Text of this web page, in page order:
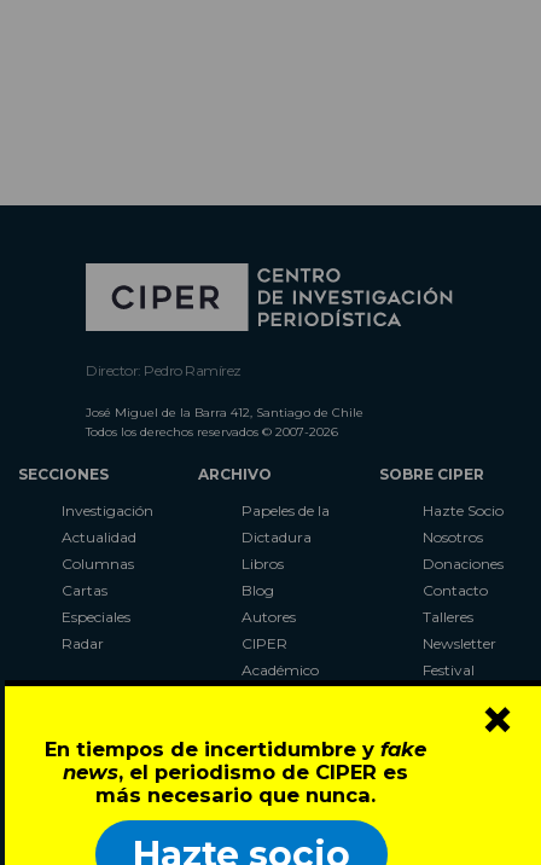
En tiempos de incertidumbre y fake
news, el periodismo de CIPER es
más necesario que nunca.
Hazte socio
×
Director: Pedro Ramírez
José Miguel de la Barra 412, Santiago de Chile
Todos los derechos reservados © 2007-2026
SECCIONES
Investigación
Actualidad
Columnas
Cartas
Especiales
Radar
ARCHIVO
Papeles de la
Dictadura
Libros
Blog
Autores
CIPER
Académico
Al Plebiscito
con CIPER
SOBRE CIPER
Hazte Socio
Nosotros
Donaciones
Contacto
Talleres
Newsletter
Festival